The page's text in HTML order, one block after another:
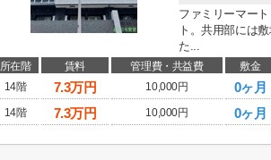
ファミリーマー
ト。共用部には
た...
所在階 賃料 管理費・共益費 敷金
14階
7.3万円 10,000円 0ヶ月
14階
7.3万円 10,000円 0ヶ月